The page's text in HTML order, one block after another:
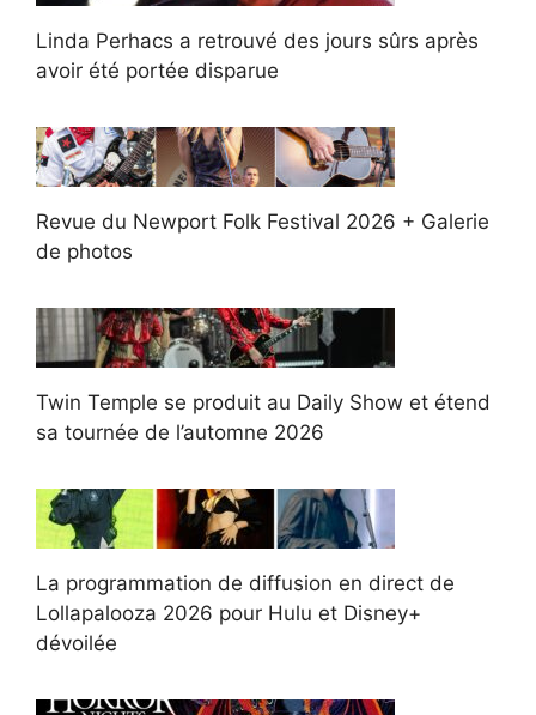
Linda Perhacs a retrouvé des jours sûrs après
avoir été portée disparue
Revue du Newport Folk Festival 2026 + Galerie
de photos
Twin Temple se produit au Daily Show et étend
sa tournée de l’automne 2026
La programmation de diffusion en direct de
Lollapalooza 2026 pour Hulu et Disney+
dévoilée